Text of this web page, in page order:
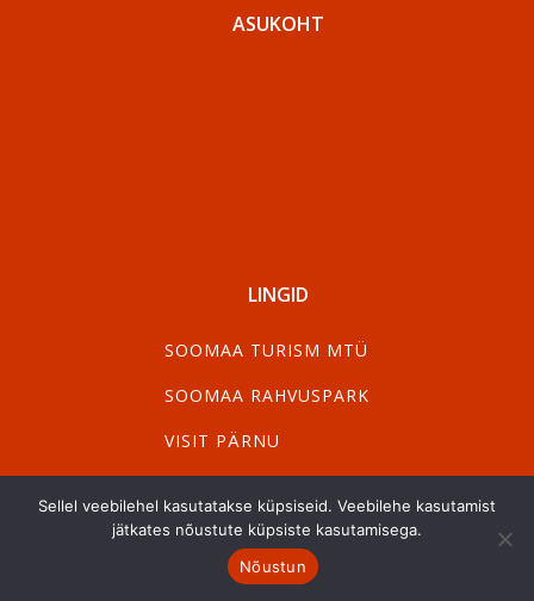
ASUKOHT
LINGID
SOOMAA TURISM MTÜ
SOOMAA RAHVUSPARK
VISIT PÄRNU
UUDISKIRI
Sellel veebilehel kasutatakse küpsiseid. Veebilehe kasutamist
jätkates nõustute küpsiste kasutamisega.
Nõustun